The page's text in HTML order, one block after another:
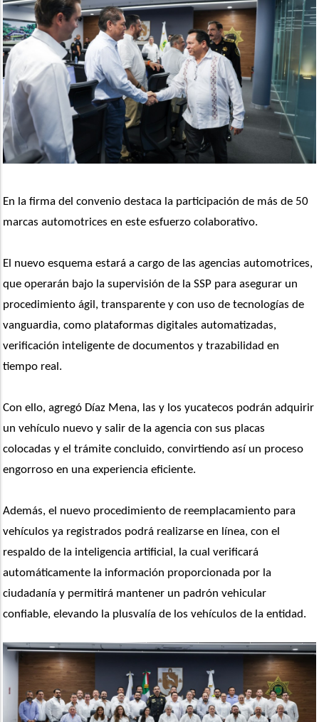
En la firma del convenio destaca la participación de más de 50
marcas automotrices en este esfuerzo colaborativo.
El nuevo esquema estará a cargo de las agencias automotrices,
que operarán bajo la supervisión de la SSP para asegurar un
procedimiento ágil, transparente y con uso de tecnologías de
vanguardia, como plataformas digitales automatizadas,
verificación inteligente de documentos y trazabilidad en
tiempo real.
Con ello, agregó Díaz Mena, las y los yucatecos podrán adquirir
un vehículo nuevo y salir de la agencia con sus placas
colocadas y el trámite concluido, convirtiendo así un proceso
engorroso en una experiencia eficiente.
Además, el nuevo procedimiento de reemplacamiento para
vehículos ya registrados podrá realizarse en línea, con el
respaldo de la inteligencia artificial, la cual verificará
automáticamente la información proporcionada por la
ciudadanía y permitirá mantener un padrón vehicular
confiable, elevando la plusvalía de los vehículos de la entidad.